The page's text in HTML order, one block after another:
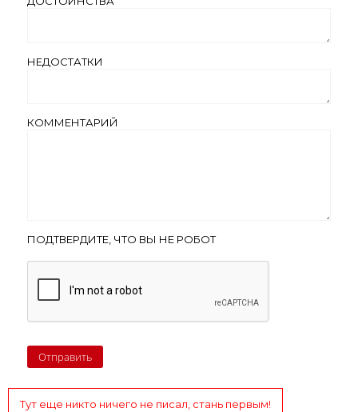
НЕДОСТАТКИ
КОММЕНТАРИЙ
ПОДТВЕРДИТЕ, ЧТО ВЫ НЕ РОБОТ
Тут еще никто ничего не писал, стань первым!